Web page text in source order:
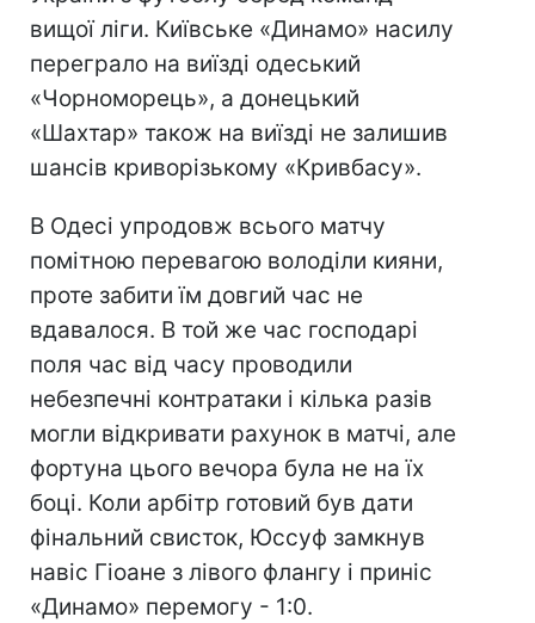
вищої ліги. Київське «Динамо» насилу
переграло на виїзді одеський
«Чорноморець», а донецький
«Шахтар» також на виїзді не залишив
шансів криворізькому «Кривбасу».
В Одесі упродовж всього матчу
помітною перевагою володіли кияни,
проте забити їм довгий час не
вдавалося. В той же час господарі
поля час від часу проводили
небезпечні контратаки і кілька разів
могли відкривати рахунок в матчі, але
фортуна цього вечора була не на їх
боці. Коли арбітр готовий був дати
фінальний свисток, Юссуф замкнув
навіс Гіоане з лівого флангу і приніс
«Динамо» перемогу - 1:0.